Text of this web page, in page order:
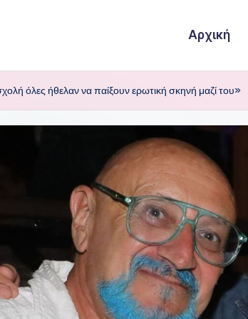
Αρχική
όλες ήθελαν να παίξουν ερωτική σκηνή μαζί του»